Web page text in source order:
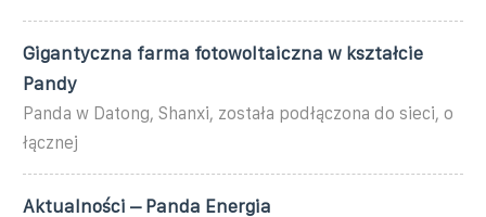
Gigantyczna farma fotowoltaiczna w kształcie
Pandy
Panda w Datong, Shanxi, została podłączona do sieci, o
łącznej
Aktualności – Panda Energia